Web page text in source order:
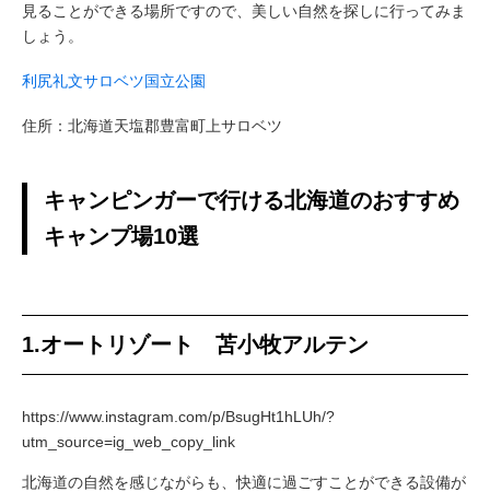
見ることができる場所ですので、美しい自然を探しに行ってみま
しょう。
利尻礼文サロベツ国立公園
住所：北海道天塩郡豊富町上サロベツ
キャンピンガーで行ける北海道のおすすめ
キャンプ場10選
1.オートリゾート 苫小牧アルテン
https://www.instagram.com/p/BsugHt1hLUh/?
utm_source=ig_web_copy_link
北海道の自然を感じながらも、快適に過ごすことができる設備が